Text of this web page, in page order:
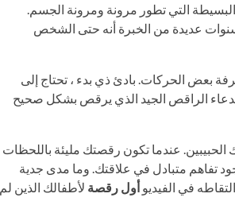
التي تطور مرونة ومرونة الجسم.
عديدة من الخبرة أنه حتى الشخص
بعض الحركات. بادئ ذي بدء ، تحتاج إلى
الراقص الجيد الذي يرقص بشكل صحيح
عندما تكون رقصتك مليئة باللحظات
تفاهم متبادل في علاقتك. وما مدى جدية
في الفيديوأول رقصة لأطفالك الذين لم